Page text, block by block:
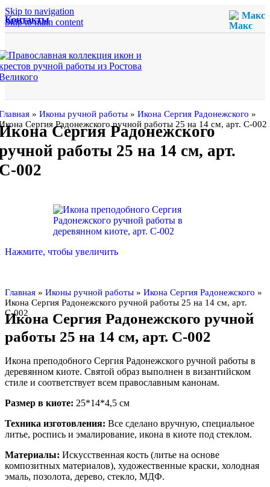
Skip to navigation
Skip to main content
Контакты Макс
» Иконы ручной работы » Икона Сергия Радонежского »
Сергия Радонежского ручной работы 25 на 14 см, арт. С-002
Сергия Радонежского
работы 25 на 14 см, арт.
002
Нажмите, чтобы увеличить
Главная » Иконы ручной работы » Икона Сергия Радонежского »
Икона Сергия Радонежского ручной работы 25 на 14 см, арт.
С-002
Икона Сергия Радонежского ручной
работы 25 на 14 см, арт. С-002
Икона преподобного Сергия Радонежского ручной работы в
деревянном киоте. Святой образ выполнен в византийском
стиле и соответствует всем православным канонам.
Размер в киоте: 25*14*4,5 см
Техника изготовления: Все сделано вручную, специальное
литье, роспись и эмалирование, икона в киоте под стеклом.
Материалы: Искусственная кость (литье на основе
композитных материалов), художественные краски, холодная
эмаль, позолота, дерево, стекло, МДФ.